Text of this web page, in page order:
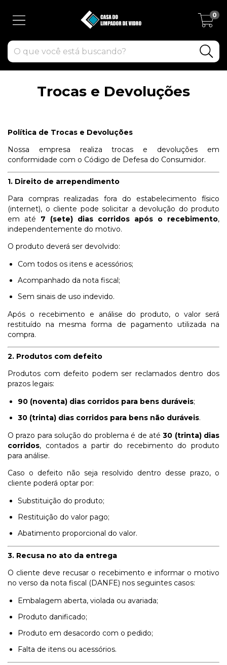
0
Trocas e Devoluções
Política de Trocas e Devoluções
Nossa empresa realiza trocas e devoluções em
conformidade com o Código de Defesa do Consumidor.
1. Direito de arrependimento
Para compras realizadas fora do estabelecimento físico
(internet), o cliente pode solicitar a devolução do produto
em até 7 (sete) dias corridos após o recebimento,
independentemente do motivo.
O produto deverá ser devolvido:
Com todos os itens e acessórios;
Acompanhado da nota fiscal;
Sem sinais de uso indevido.
Após o recebimento e análise do produto, o valor será
restituído na mesma forma de pagamento utilizada na
compra.
2. Produtos com defeito
Produtos com defeito podem ser reclamados dentro dos
prazos legais:
90 (noventa) dias corridos para bens duráveis;
30 (trinta) dias corridos para bens não duráveis.
O prazo para solução do problema é de até30 (trinta) dias
corridos, contados a partir do recebimento do produto
para análise.
Caso o defeito não seja resolvido dentro desse prazo, o
cliente poderá optar por:
Substituição do produto;
Restituição do valor pago;
Abatimento proporcional do valor.
3. Recusa no ato da entrega
O cliente deve recusar o recebimento e informar o motivo
no verso da nota fiscal (DANFE) nos seguintes casos:
Embalagem aberta, violada ou avariada;
Produto danificado;
Produto em desacordo com o pedido;
Falta de itens ou acessórios.